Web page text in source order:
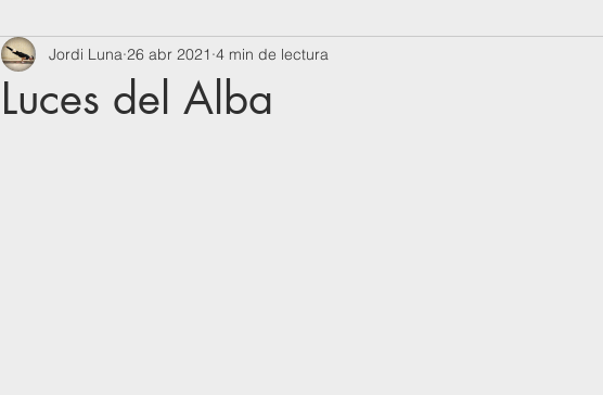
Luces del Alba
Jordi Luna 26 abr 2021 4 min de lectura